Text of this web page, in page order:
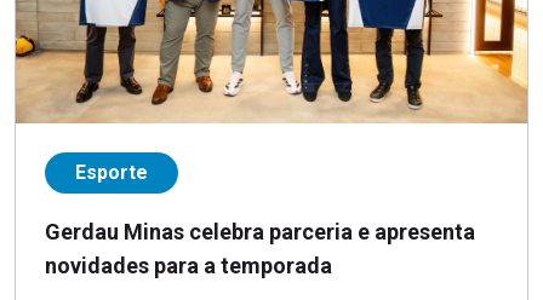
Esporte
Gerdau Minas celebra parceria e apresenta
novidades para a temporada